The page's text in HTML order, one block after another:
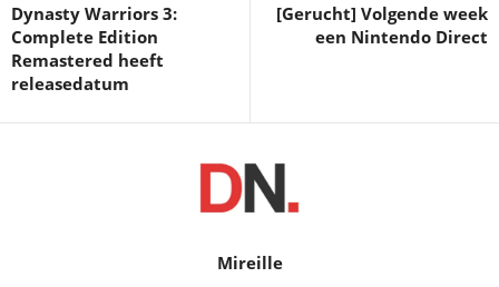
Dynasty Warriors 3:
Complete Edition
Remastered heeft
releasedatum
[Gerucht] Volgende week
een Nintendo Direct
Mireille